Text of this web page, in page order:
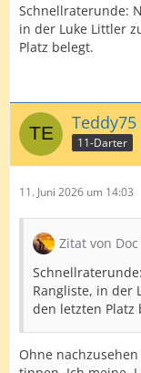
Schnellraterunde:
in der Luke Littler
Platz belegt.
Teddy75
11-Darter
11. Juni 2026 um 14:03
Zitat von
Rangliste, in der
den letzten Platz
Ohne